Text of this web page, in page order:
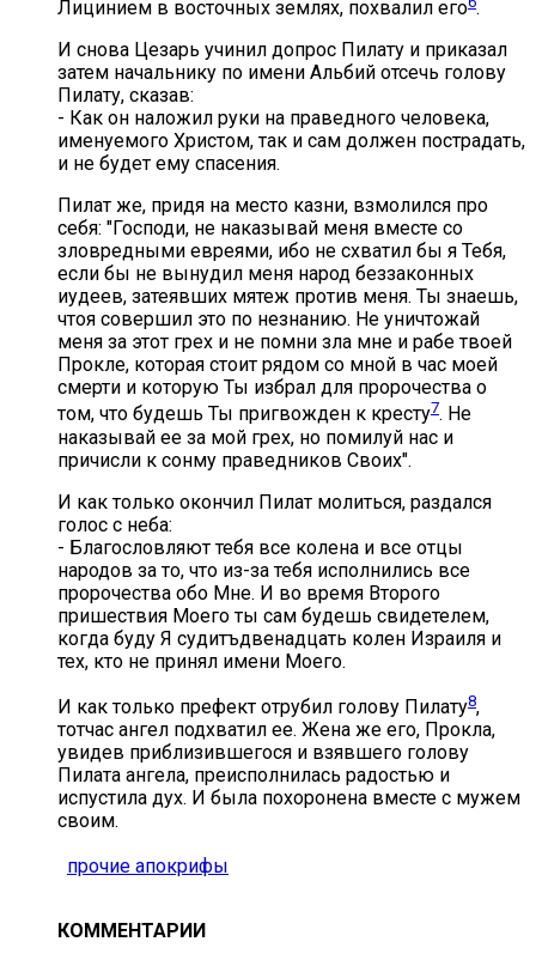
Лицинием в восточных землях, похвалил его .
И снова Цезарь учинил допрос Пилату и приказал
затем начальнику по имени Альбий отсечь голову
Пилату, сказав:
- Как он наложил руки на праведного человека,
именуемого Христом, так и сам должен пострадать,
и не будет ему спасения.
Пилат же, придя на место казни, взмолился про
себя: "Господи, не наказывай меня вместе со
зловредными евреями, ибо не схватил бы я Тебя,
если бы не вынудил меня народ беззаконных
иудеев, затеявших мятеж против меня. Ты знаешь,
чтоя совершил это по незнанию. Не уничтожай
меня за этот грех и не помни зла мне и рабе твоей
Прокле, которая стоит рядом со мной в час моей
смерти и которую Ты избрал для пророчества о
том, что будешь Ты пригвожден к кресту7. Не
наказывай ее за мой грех, но помилуй нас и
причисли к сонму праведников Своих".
И как только окончил Пилат молиться, раздался
голос с неба:
- Благословляют тебя все колена и все отцы
народов за то, что из-за тебя исполнились все
пророчества обо Мне. И во время Второго
пришествия Моего ты сам будешь свидетелем,
когда буду Я судитъдвенадцать колен Израиля и
тех, кто не принял имени Моего.
И как только префект отрубил голову Пилату8,
тотчас ангел подхватил ее. Жена же его, Прокла,
увидев приблизившегося и взявшего голову
Пилата ангела, преисполнилась радостью и
испустила дух. И была похоронена вместе с мужем
своим.
прочие апокрифы
КОММЕНТАРИИ